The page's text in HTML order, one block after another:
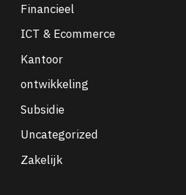
Financieel
ICT & Ecommerce
Kantoor
ontwikkeling
Subsidie
Uncategorized
Zakelijk